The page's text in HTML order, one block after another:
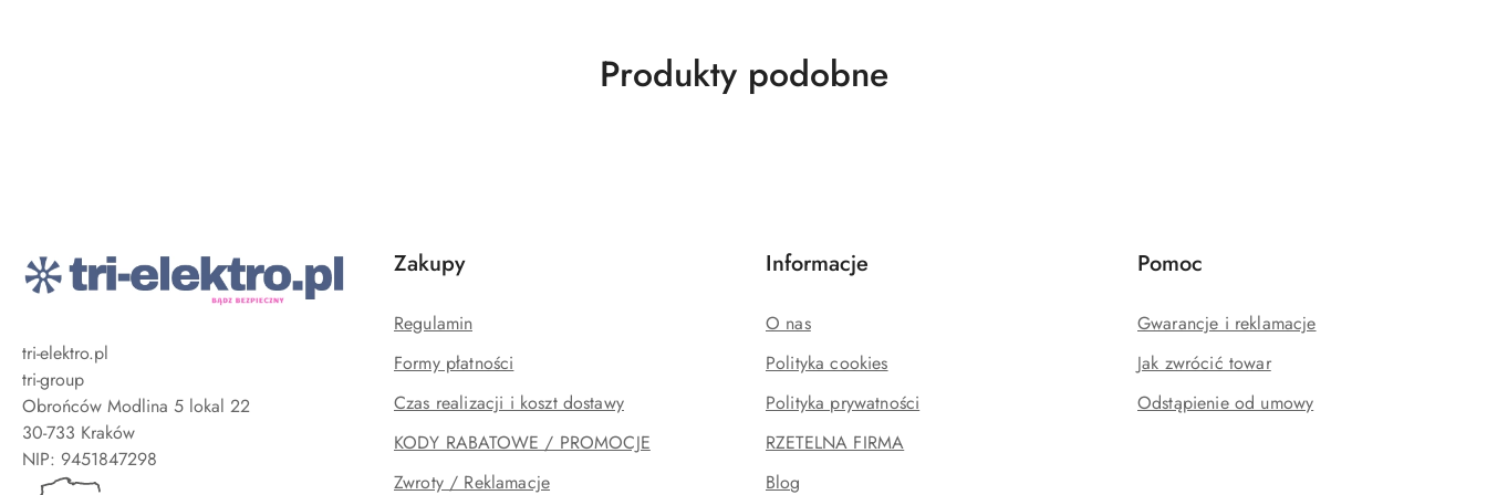
Produkty
Produkty podobne
tri-elektro.pl
tri-group
Obrońców Modlina 5 lokal 22
30-733 Kraków
Zakupy
Regulamin
Formy płatności
Czas realizacji i koszt dostawy
KODY RABATOWE / PROMOCJE
Zwroty / Reklamacje
Informacje
O nas
Polityka cookies
Polityka prywatności
RZETELNA FIRMA
Blog
Pomoc
Gwarancje i reklamacje
Jak zwrócić towar
Odstąpienie od umowy